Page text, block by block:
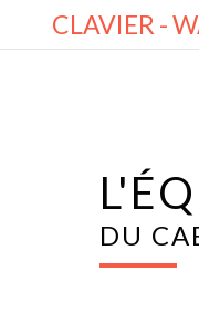
CLAVIER -
DU